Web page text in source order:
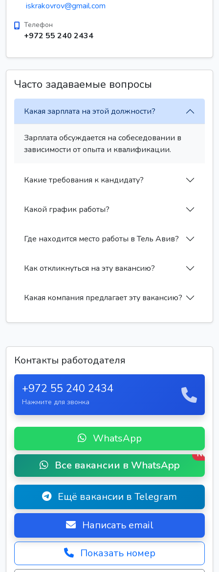
iskrakovrov@gmail.com
Телефон
+972 55 240 2434
Часто задаваемые вопросы
Какая зарплата на этой должности?
Зарплата обсуждается на собеседовании в
зависимости от опыта и квалификации.
Какие требования к кандидату?
Какой график работы?
Где находится место работы в Тель Авив?
Как откликнуться на эту вакансию?
Какая компания предлагает эту вакансию?
Контакты работодателя
+972 55 240 2434
Нажмите для звонка
WhatsApp
Все вакансии в WhatsApp
New
Ещё вакансии в Telegram
Написать email
Показать номер